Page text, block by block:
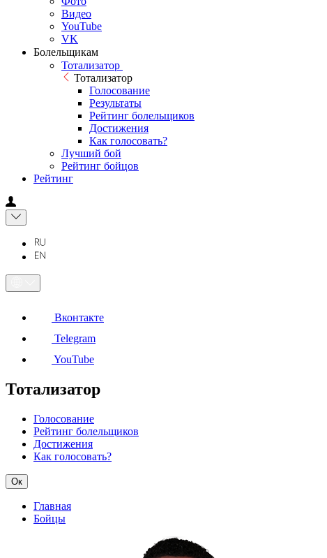
Видео
YouTube
VK
Болельщикам
Тотализатор
Тотализатор
Голосование
Результаты
Рейтинг болельщиков
Достижения
Как голосовать?
Лучший бой
Рейтинг бойцов
Рейтинг
Вконтакте
Telegram
YouTube
Тотализатор
Голосование
Рейтинг болельщиков
Достижения
Как голосовать?
Ок
Главная
Бойцы